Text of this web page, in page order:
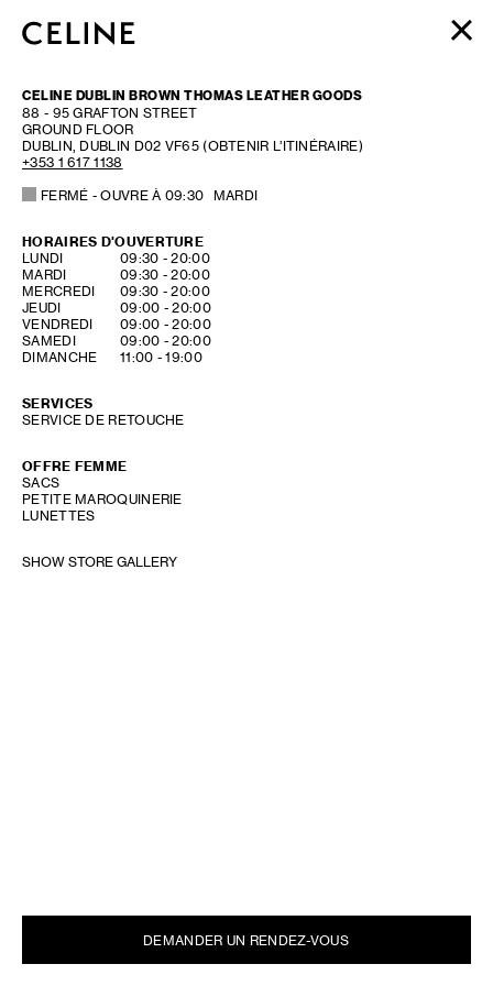
HOMME
HAUTE PARFUMERIE
BEAUTÉ
PANIER (0)
CELINE DUBLIN BROWN THOMAS LEATHER GOODS
88 - 95 GRAFTON STREET
GROUND FLOOR
DUBLIN, DUBLIN D02 VF65 (OBTENIR L’ITINÉRAIRE)
+353 1 617 1138
FERMÉ - OUVRE À 09:30 MARDI
HORAIRES D'OUVERTURE
DAY OF THE WEEKHOURS
LUNDI 09:30 -20:00
MARDI
09:30 -20:00
MERCREDI
09:30 -20:00
JEUDI
09:00 -20:00
VENDREDI
09:00 -20:00
SAMEDI
09:00 -20:00
DIMANCHE
11:00 -19:00
SERVICES
SERVICE DE RETOUCHE
OFFRE FEMME
SACS
PETITE MAROQUINERIE
LUNETTES
SHOW STORE GALLERY
DEMANDER UN RENDEZ-VOUS